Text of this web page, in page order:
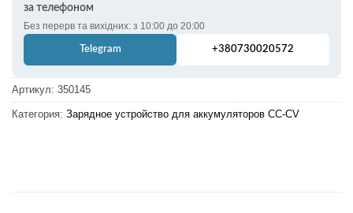
за телефоном
Без перерв та вихідних: з 10:00 до 20:00
Telegram +380730020572
Артикул: 350145
Категория: Зарядное устройство для аккумуляторов CC-CV